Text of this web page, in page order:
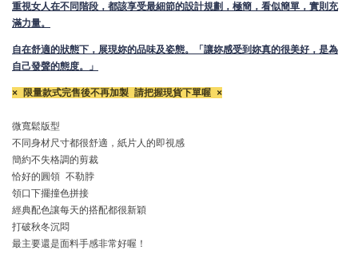
重視女人在不同階段，都該享受最細節的設計規劃， 極簡，看似簡單，實則充
滿力量。
自在舒適的狀態下，展現妳的品味及姿態。
「讓妳感受到妳真的很美好，是為
自己發聲的態度。」
× 限量款式完售後不再加製 請把握現貨下單喔 ×
微寬鬆版型
不同身材尺寸都很舒適，紙片人的即視感
簡約不失格調的剪裁
恰好的圓領 不勒脖
領口下擺撞色拼接
經典配色讓每天的搭配都很新穎
打破秋冬沉悶
最主要還是面料手感非常好喔！